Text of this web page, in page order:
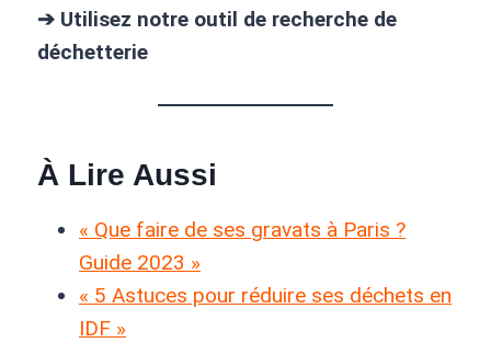
➔ Utilisez notre outil de recherche de
déchetterie
À Lire Aussi
« Que faire de ses gravats à Paris ?
Guide 2023 »
« 5 Astuces pour réduire ses déchets en
IDF »